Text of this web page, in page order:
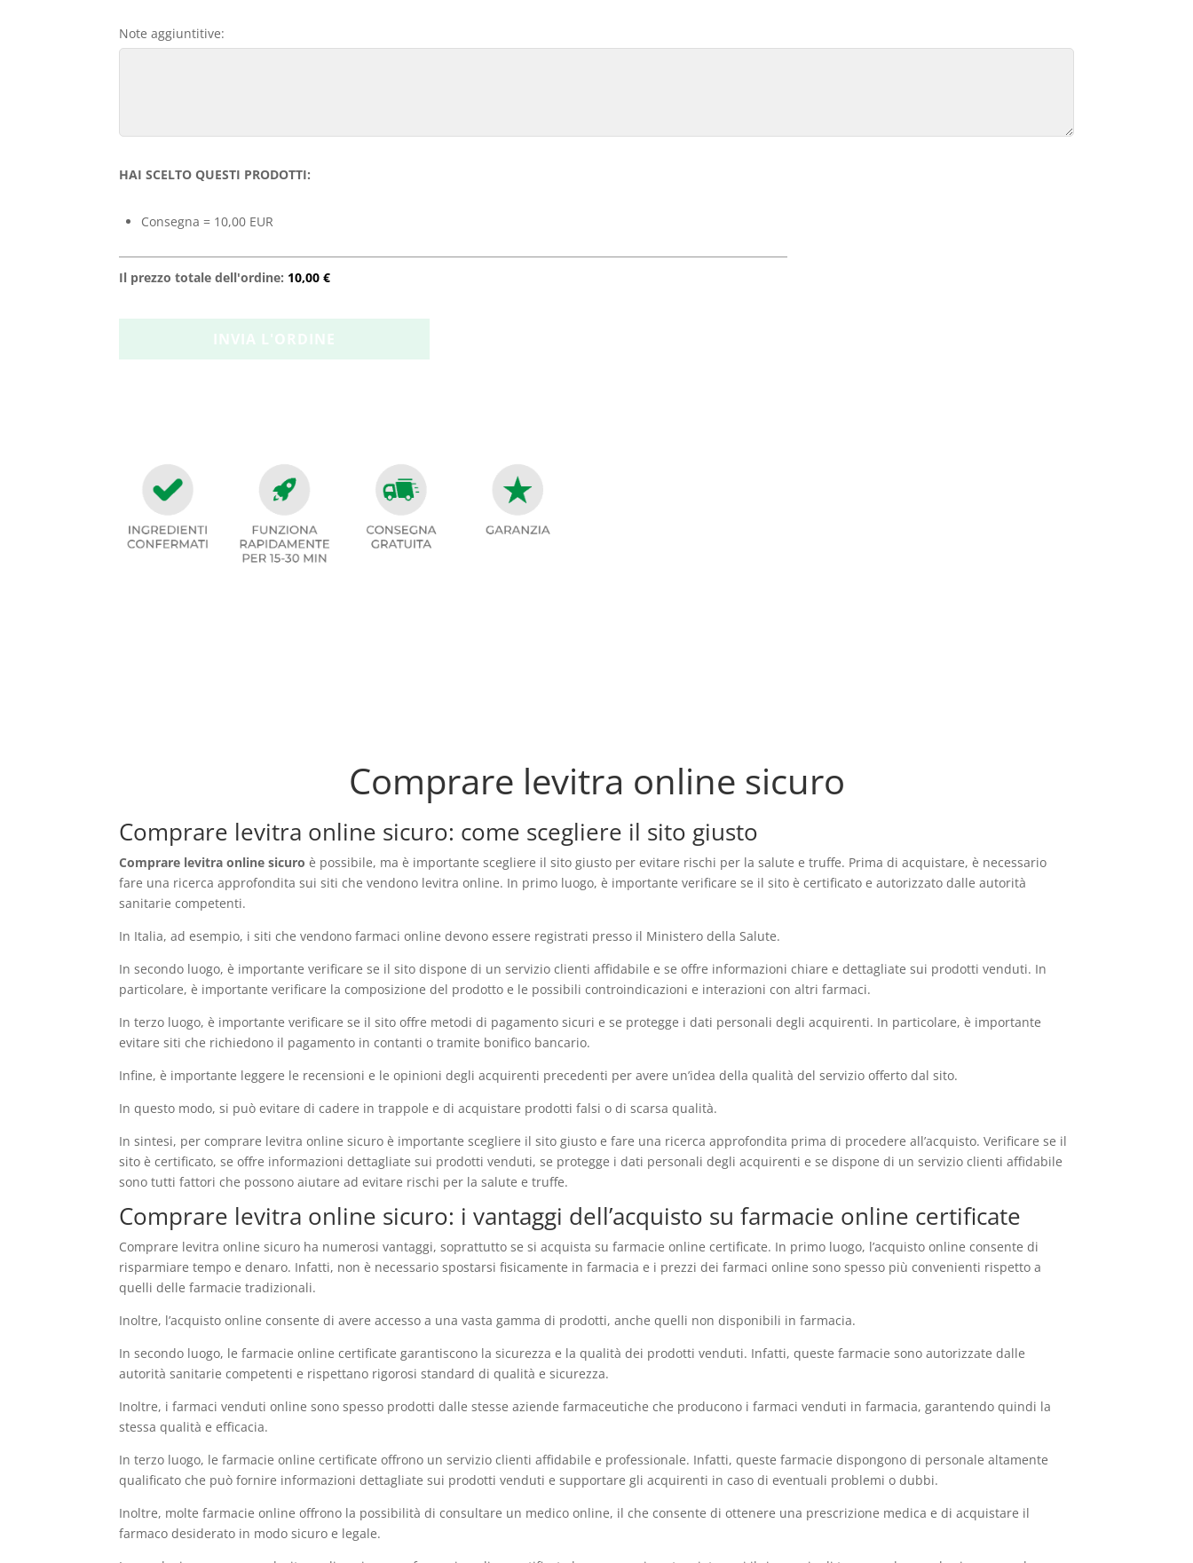
Note aggiuntitive:
HAI SCELTO QUESTI PRODOTTI:
Consegna = 10,00 EUR
Il prezzo totale dell'ordine: 10,00 €
Comprare levitra online sicuro
Comprare levitra online sicuro: come scegliere il sito giusto
Comprare levitra online sicuro è possibile, ma è importante scegliere il sito giusto per evitare rischi per la salute e truffe. Prima di acquistare, è necessario
fare una ricerca approfondita sui siti che vendono levitra online. In primo luogo, è importante verificare se il sito è certificato e autorizzato dalle autorità
sanitarie competenti.
In Italia, ad esempio, i siti che vendono farmaci online devono essere registrati presso il Ministero della Salute.
In secondo luogo, è importante verificare se il sito dispone di un servizio clienti affidabile e se offre informazioni chiare e dettagliate sui prodotti venduti. In
particolare, è importante verificare la composizione del prodotto e le possibili controindicazioni e interazioni con altri farmaci.
In terzo luogo, è importante verificare se il sito offre metodi di pagamento sicuri e se protegge i dati personali degli acquirenti. In particolare, è importante
evitare siti che richiedono il pagamento in contanti o tramite bonifico bancario.
Infine, è importante leggere le recensioni e le opinioni degli acquirenti precedenti per avere un’idea della qualità del servizio offerto dal sito.
In questo modo, si può evitare di cadere in trappole e di acquistare prodotti falsi o di scarsa qualità.
In sintesi, per comprare levitra online sicuro è importante scegliere il sito giusto e fare una ricerca approfondita prima di procedere all’acquisto. Verificare se il
sito è certificato, se offre informazioni dettagliate sui prodotti venduti, se protegge i dati personali degli acquirenti e se dispone di un servizio clienti affidabile
sono tutti fattori che possono aiutare ad evitare rischi per la salute e truffe.
Comprare levitra online sicuro: i vantaggi dell’acquisto su farmacie online certificate
Comprare levitra online sicuro ha numerosi vantaggi, soprattutto se si acquista su farmacie online certificate. In primo luogo, l’acquisto online consente di
risparmiare tempo e denaro. Infatti, non è necessario spostarsi fisicamente in farmacia e i prezzi dei farmaci online sono spesso più convenienti rispetto a
quelli delle farmacie tradizionali.
Inoltre, l’acquisto online consente di avere accesso a una vasta gamma di prodotti, anche quelli non disponibili in farmacia.
In secondo luogo, le farmacie online certificate garantiscono la sicurezza e la qualità dei prodotti venduti. Infatti, queste farmacie sono autorizzate dalle
autorità sanitarie competenti e rispettano rigorosi standard di qualità e sicurezza.
Inoltre, i farmaci venduti online sono spesso prodotti dalle stesse aziende farmaceutiche che producono i farmaci venduti in farmacia, garantendo quindi la
stessa qualità e efficacia.
In terzo luogo, le farmacie online certificate offrono un servizio clienti affidabile e professionale. Infatti, queste farmacie dispongono di personale altamente
qualificato che può fornire informazioni dettagliate sui prodotti venduti e supportare gli acquirenti in caso di eventuali problemi o dubbi.
Inoltre, molte farmacie online offrono la possibilità di consultare un medico online, il che consente di ottenere una prescrizione medica e di acquistare il
farmaco desiderato in modo sicuro e legale.